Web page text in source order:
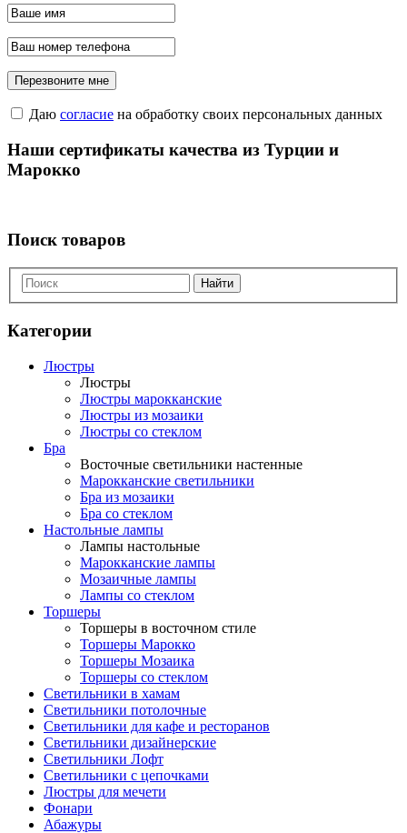
Даю согласие на обработку своих персональных данных
Наши сертификаты качества из Турции и
Марокко
Поиск товаров
Найти
Категории
Люстры
Люстры
Люстры марокканские
Люстры из мозаики
Люстры со стеклом
Бра
Восточные светильники настенные
Марокканские светильники
Бра из мозаики
Бра со стеклом
Настольные лампы
Лампы настольные
Марокканские лампы
Мозаичные лампы
Лампы со стеклом
Торшеры
Торшеры в восточном стиле
Торшеры Марокко
Торшеры Мозаика
Торшеры со стеклом
Светильники в хамам
Светильники потолочные
Светильники для кафе и ресторанов
Светильники дизайнерские
Светильники Лофт
Светильники с цепочками
Люстры для мечети
Фонари
Абажуры